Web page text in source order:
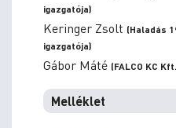
igazgatója)
Keringer Zsolt (Haladás
igazgatója)
Gábor Máté (FALCO KC
Melléklet